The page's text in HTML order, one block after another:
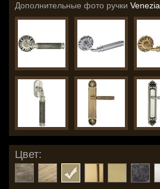
Дополнительные фото ручки Venezia
Цвет: